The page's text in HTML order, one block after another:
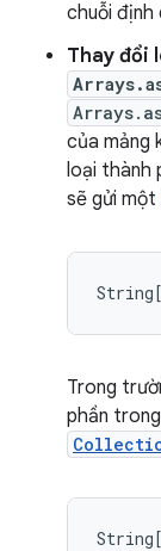
chuỗi định
Thay đổi
của mảng
loại thành
sẽ gửi một
String
Trong
phần
String